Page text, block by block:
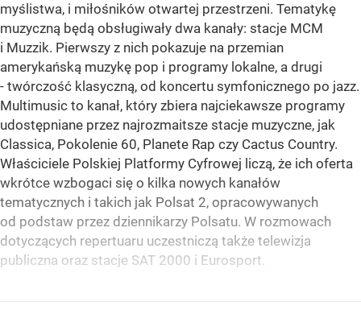
myślistwa, i miłośników otwartej przestrzeni. Tematykę
muzyczną będą obsługiwały dwa kanały: stacje MCM
i Muzzik. Pierwszy z nich pokazuje na przemian
amerykańską muzykę pop i programy lokalne, a drugi
- twórczość klasyczną, od koncertu symfonicznego po jazz.
Multimusic to kanał, który zbiera najciekawsze programy
udostępniane przez najrozmaitsze stacje muzyczne, jak
Classica, Pokolenie 60, Planete Rap czy Cactus Country.
Właściciele Polskiej Platformy Cyfrowej liczą, że ich oferta
wkrótce wzbogaci się o kilka nowych kanałów
tematycznych i takich jak Polsat 2, opracowywanych
od podstaw przez dziennikarzy Polsatu. W rozmowach
dotyczących repertuaru uczestniczą także telewizja
publiczna oraz stacje SAT 2000 i Eurosport.